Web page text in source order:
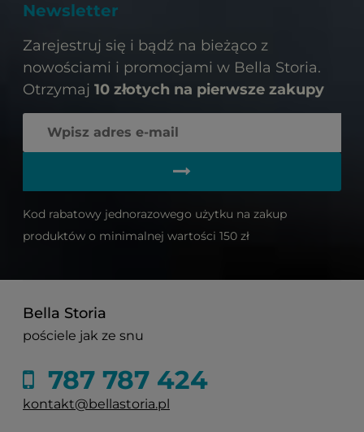
Newsletter
Zarejestruj się i bądź na bieżąco z
nowościami i promocjami w Bella Storia.
Otrzymaj 10 złotych na pierwsze zakupy
Kod rabatowy jednorazowego użytku na zakup
produktów o minimalnej wartości 150 zł
Bella Storia
pościele jak ze snu
787 787 424
kontakt@bellastoria.pl